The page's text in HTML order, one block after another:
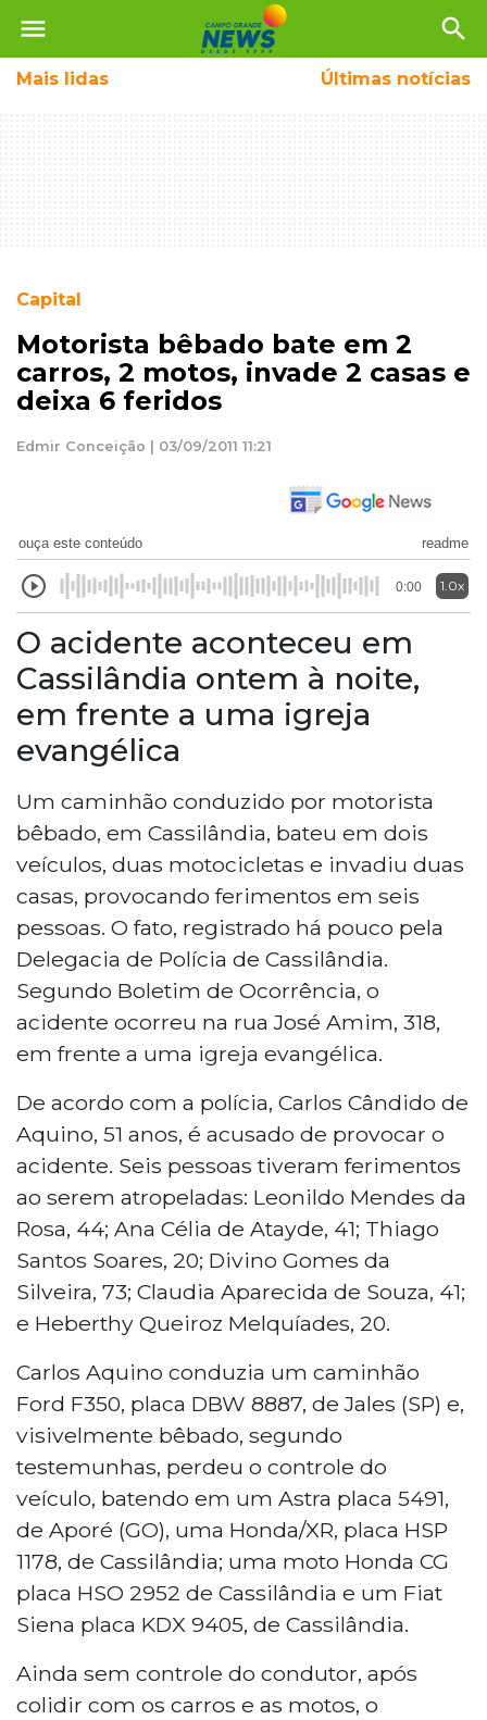
menu search
Mais lidas Últimas notícias
Capital
Motorista bêbado bate em 2
carros, 2 motos, invade 2 casas e
deixa 6 feridos
Edmir Conceição | 03/09/2011 11:21
ouça este conteúdo readme
0:00 1.0x
O acidente aconteceu em
Cassilândia ontem à noite,
em frente a uma igreja
evangélica
Um caminhão conduzido por motorista
bêbado, em Cassilândia, bateu em dois
veículos, duas motocicletas e invadiu duas
casas, provocando ferimentos em seis
pessoas. O fato, registrado há pouco pela
Delegacia de Polícia de Cassilândia.
Segundo Boletim de Ocorrência, o
acidente ocorreu na rua José Amim, 318,
em frente a uma igreja evangélica.
De acordo com a polícia, Carlos Cândido de
Aquino, 51 anos, é acusado de provocar o
acidente. Seis pessoas tiveram ferimentos
ao serem atropeladas: Leonildo Mendes da
Rosa, 44; Ana Célia de Atayde, 41; Thiago
Santos Soares, 20; Divino Gomes da
Silveira, 73; Claudia Aparecida de Souza, 41;
e Heberthy Queiroz Melquíades, 20.
Carlos Aquino conduzia um caminhão
Ford F350, placa DBW 8887, de Jales (SP) e,
visivelmente bêbado, segundo
testemunhas, perdeu o controle do
veículo, batendo em um Astra placa 5491,
de Aporé (GO), uma Honda/XR, placa HSP
1178, de Cassilândia; uma moto Honda CG
placa HSO 2952 de Cassilândia e um Fiat
Siena placa KDX 9405, de Cassilândia.
Ainda sem controle do condutor, após
colidir com os carros e as motos, o